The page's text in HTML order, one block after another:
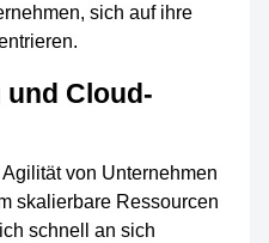
sich auf ihre
Cloud-
von Unternehmen
skalierbare Ressourcen
schnell an sich